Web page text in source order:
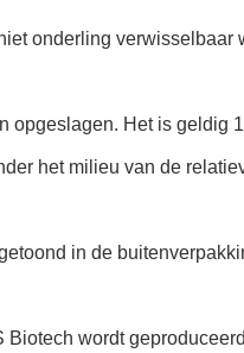
onderling verwisselbaar
Het is geldig
het milieu van de
in de
wordt